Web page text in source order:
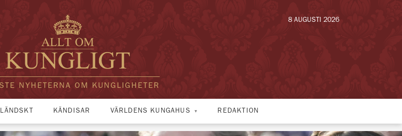
NYHETERNA OM KUNGLIGHETER
8 AUGUSTI 2026
KÄNDISAR VÄRLDENS KUNGAHUS REDAKTION